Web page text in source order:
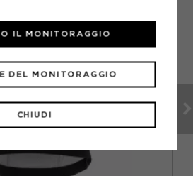
CHIUDI
DEL MONITORAGGIO
IL MONITORAGGIO